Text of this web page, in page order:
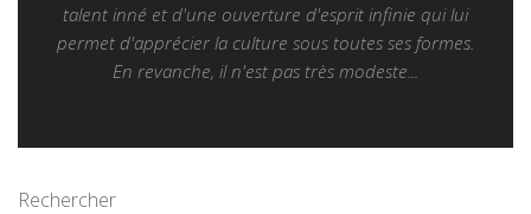
talent inné et d'une ouverture d'esprit infinie qui lui
permet d'apprécier la culture sous toutes ses formes.
En revanche, il n'est pas très modeste...
Rechercher